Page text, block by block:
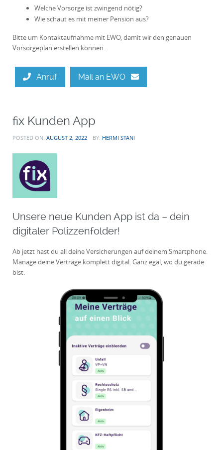
Welche Vorsorge ist zwingend nötig?
Wie schaut es mit meiner Pension aus?
Bitte um Kontaktaufnahme mit EWO, damit wir den genauen
Vorsorgeplan erstellen können.
Anruf Mail an EWO
fix Kunden App
POSTED ON: AUGUST 2, 2022 BY: HERMI STANI
Unsere neue Kunden App ist da – dein
digitaler Polizzenfolder!
Ab jetzt hast du all deine Versicherungen auf deinem Smartphone.
Manage deine Verträge komplett digital. Ganz egal, wo du gerade
bist.